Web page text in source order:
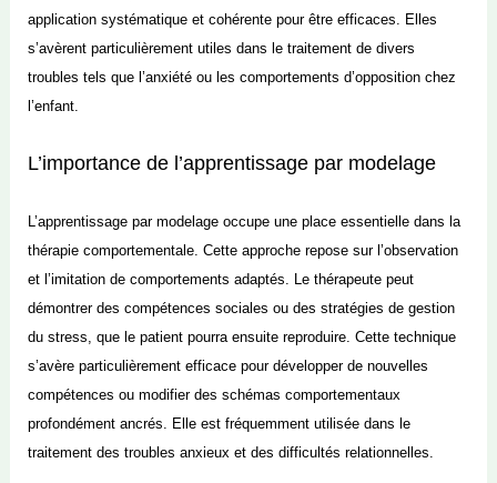
application systématique et cohérente pour être efficaces. Elles
s’avèrent particulièrement utiles dans le traitement de divers
troubles tels que l’anxiété ou les comportements d’opposition chez
l’enfant.
L’importance de l’apprentissage par modelage
L’apprentissage par modelage occupe une place essentielle dans la
thérapie comportementale. Cette approche repose sur l’observation
et l’imitation de comportements adaptés. Le thérapeute peut
démontrer des compétences sociales ou des stratégies de gestion
du stress, que le patient pourra ensuite reproduire. Cette technique
s’avère particulièrement efficace pour développer de nouvelles
compétences ou modifier des schémas comportementaux
profondément ancrés. Elle est fréquemment utilisée dans le
traitement des troubles anxieux et des difficultés relationnelles.